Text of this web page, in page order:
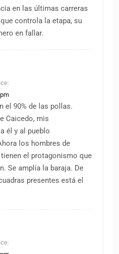
en las últimas carreras
controla la etapa, su
en fallar.
el 90% de las pollas.
Caicedo, mis
él y al pueblo
los hombres de
el protagonismo que
Se amplía la baraja. De
presentes está el